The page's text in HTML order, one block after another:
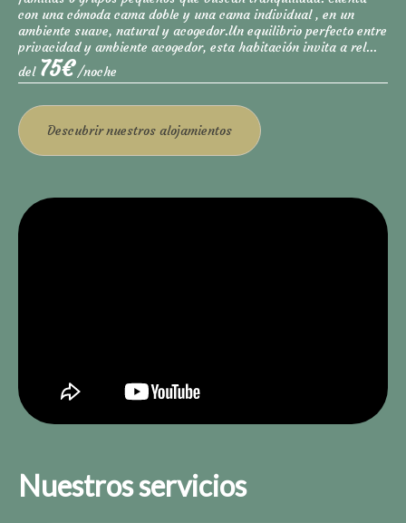
con una cómoda cama doble y una cama individual , en un
ambiente suave, natural y acogedor.Un equilibrio perfecto entre
privacidad y ambiente acogedor, esta habitación invita a rel...
del 75€/noche
Descubrirnuestros alojamientos
Nuestros servicios